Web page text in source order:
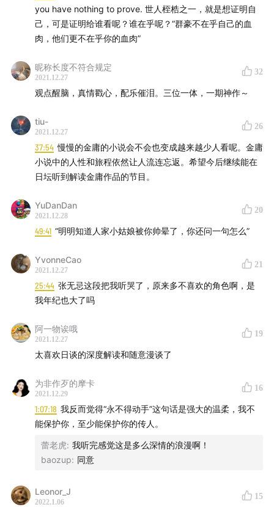
you have nothing to prove. 世人桎梏之一，就是想证明自
己，可是证明给谁看呢？谁在乎呢？“群豪不在乎自己的血
肉，他们更不在乎你的血肉”
昵称长度不符合规定
2021.12.27
32
观点醒脑，真情戳心，配乐催泪。三位一体，一期神作～
tiu-
2021.12.27
26
37:54 慢慢的金庸的小说会不会也变成越来越少人看呢。金庸
小说中的人性和旅程依然让人流连忘返。希望今后继续能在
日坛听到解读金庸作品的节目。
YuDanDan
2021.12.28
20
49:41 “明明知道人家小姑娘被你帅晕了，你还问一句怎么”
YvonneCao
2021.12.27
21
25:44 张无忌这段把我听哭了，原来多不喜欢的角色啊，是
我年纪也大了吗
阿一物诶哦
2021.12.27
19
太喜欢日谈的深度解读和随意漫谈了
为非作歹的摩卡
2021.12.29
16
1:07:18 我反而觉得“永不得动手”这句话是强大的温柔，我不
能保护你，至少能保护你的传人。
蕾老虎: 我听完感觉这是多么深情的浪漫啊！
baozup: 同意
Leonor_J
2022.1.06
15